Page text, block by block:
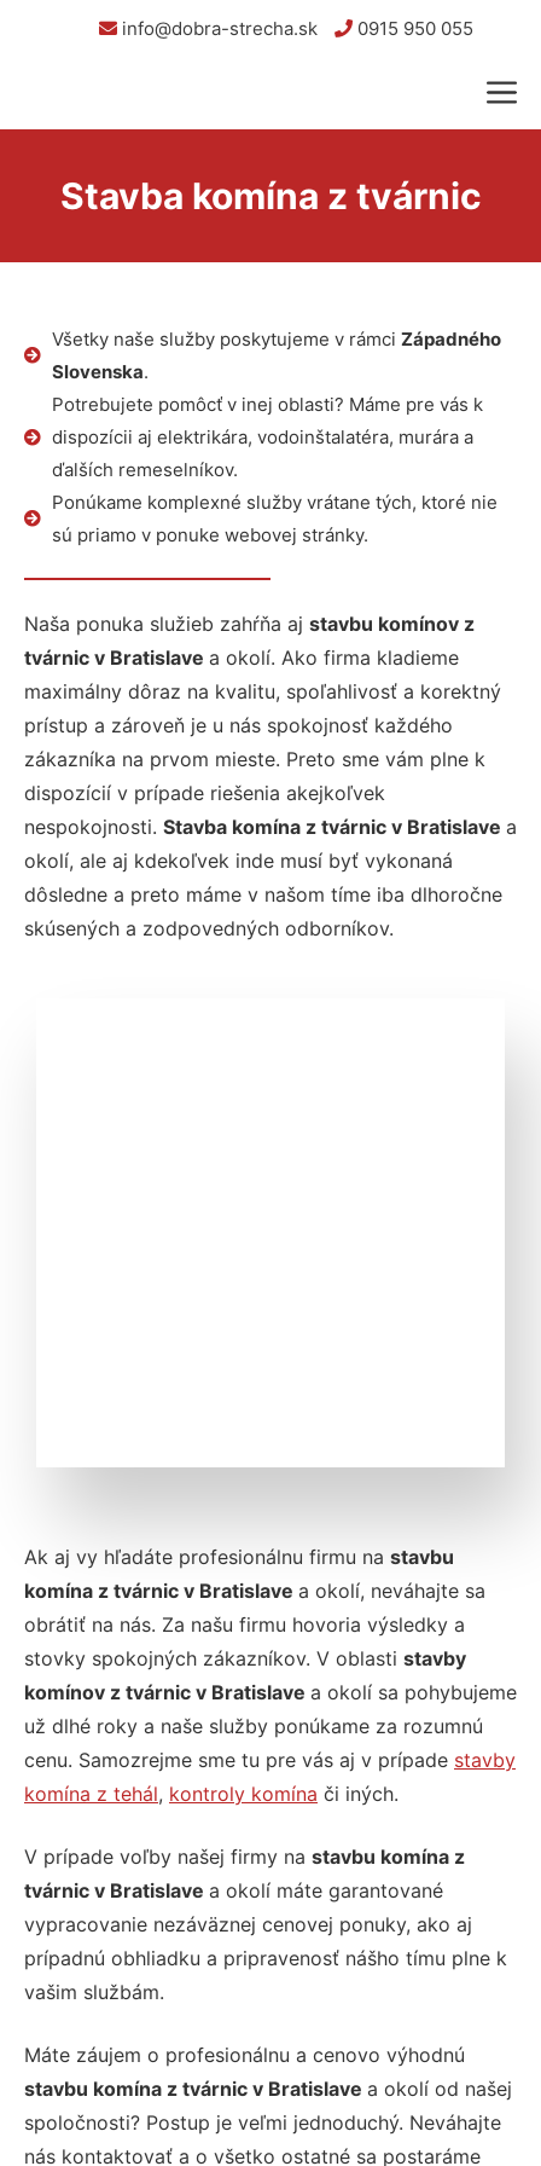
info@dobra-strecha.sk 0915 950 055
Stavba komína z tvárnic
Všetky naše služby poskytujeme v rámci Západného
Slovenska.
Potrebujete pomôcť v inej oblasti? Máme pre vás k
dispozícii aj elektrikára, vodoinštalatéra, murára a
ďalších remeselníkov.
Ponúkame komplexné služby vrátane tých, ktoré nie
sú priamo v ponuke webovej stránky.
Naša ponuka služieb zahŕňa aj stavbu komínov z
tvárnic v Bratislave a okolí. Ako firma kladieme
maximálny dôraz na kvalitu, spoľahlivosť a korektný
prístup a zároveň je u nás spokojnosť každého
zákazníka na prvom mieste. Preto sme vám plne k
dispozícií v prípade riešenia akejkoľvek
nespokojnosti. Stavba komína z tvárnic v Bratislave a
okolí, ale aj kdekoľvek inde musí byť vykonaná
dôsledne a preto máme v našom tíme iba dlhoročne
skúsených a zodpovedných odborníkov.
Ak aj vy hľadáte profesionálnu firmu na stavbu
komína z tvárnic v Bratislave a okolí, neváhajte sa
obrátiť na nás. Za našu firmu hovoria výsledky a
stovky spokojných zákazníkov. V oblasti stavby
komínov z tvárnic v Bratislave a okolí sa pohybujeme
už dlhé roky a naše služby ponúkame za rozumnú
cenu. Samozrejme sme tu pre vás aj v prípade stavby
komína z tehál, kontroly komína či iných.
V prípade voľby našej firmy na stavbu komína z
tvárnic v Bratislave a okolí máte garantované
vypracovanie nezáväznej cenovej ponuky, ako aj
prípadnú obhliadku a pripravenosť nášho tímu plne k
vašim službám.
Máte záujem o profesionálnu a cenovo výhodnú
stavbu komína z tvárnic v Bratislave a okolí od našej
spoločnosti? Postup je veľmi jednoduchý. Neváhajte
nás kontaktovať a o všetko ostatné sa postaráme